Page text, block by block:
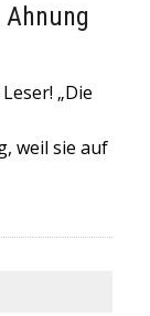
„Die
weil sie auf